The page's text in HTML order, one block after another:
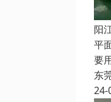
阳
平
要
东
24-